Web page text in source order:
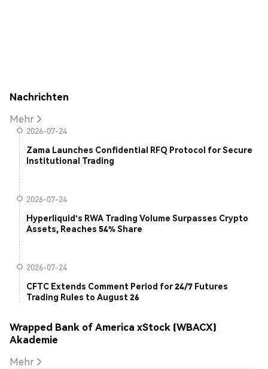
Nachrichten
Mehr
2026-07-24
Zama Launches Confidential RFQ Protocol for Secure
Institutional Trading
2026-07-24
Hyperliquid's RWA Trading Volume Surpasses Crypto
Assets, Reaches 54% Share
2026-07-24
CFTC Extends Comment Period for 24/7 Futures
Trading Rules to August 26
Wrapped Bank of America xStock (WBACX)
Akademie
Mehr